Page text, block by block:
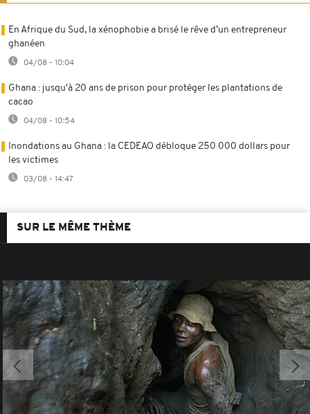
En Afrique du Sud, la xénophobie a brisé le rêve d’un entrepreneur
ghanéen
04/08 - 10:04
Ghana : jusqu'à 20 ans de prison pour protéger les plantations de
cacao
04/08 - 10:54
Inondations au Ghana : la CEDEAO débloque 250 000 dollars pour
les victimes
03/08 - 14:47
SUR LE MÊME THÈME